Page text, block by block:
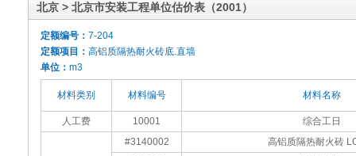
北京 > 北京市安装工程单位估价表（2001）
定额编号： 7-204
定额项目： 高铝质隔热耐火砖底.直墙
单位： m3
材料类别 材料编号 材料名称
人工费 10001 综合工日
#3140002
高铝质隔热耐火砖